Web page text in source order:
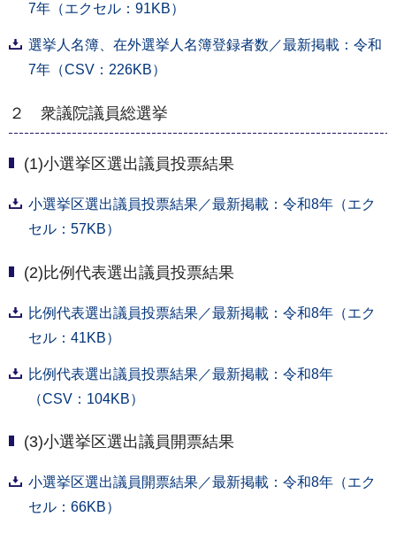
7年（エクセル：91KB）
選挙人名簿、在外選挙人名簿登録者数／最新掲載：令和
7年（CSV：226KB）
２ 衆議院議員総選挙
(1)小選挙区選出議員投票結果
小選挙区選出議員投票結果／最新掲載：令和8年（エク
セル：57KB）
(2)比例代表選出議員投票結果
比例代表選出議員投票結果／最新掲載：令和8年（エク
セル：41KB）
比例代表選出議員投票結果／最新掲載：令和8年
（CSV：104KB）
(3)小選挙区選出議員開票結果
小選挙区選出議員開票結果／最新掲載：令和8年（エク
セル：66KB）